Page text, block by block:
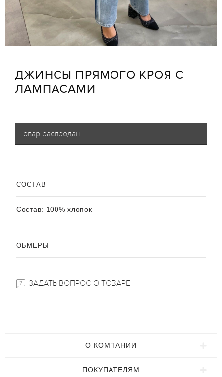
ДЖИНСЫ ПРЯМОГО КРОЯ С
ЛАМПАСАМИ
Товар распродан
CОСТАВ
Состав: 100% хлопок
ОБМЕРЫ
ЗАДАТЬ ВОПРОС О ТОВАРЕ
О КОМПАНИИ
ПОКУПАТЕЛЯМ